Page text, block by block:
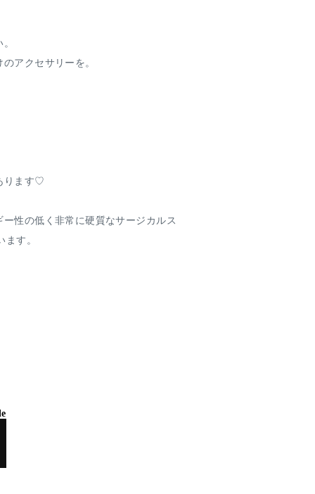
アクセサリーを。
ります♡
性の低く非常に硬質なサージカルス
す。